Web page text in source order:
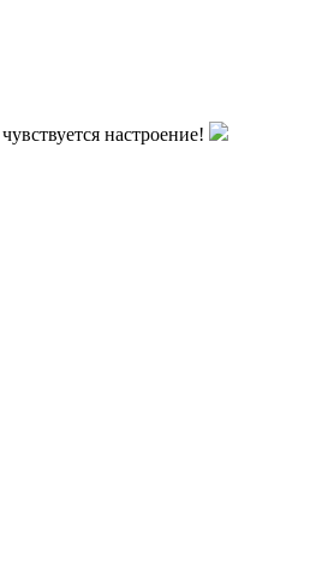
настроение!